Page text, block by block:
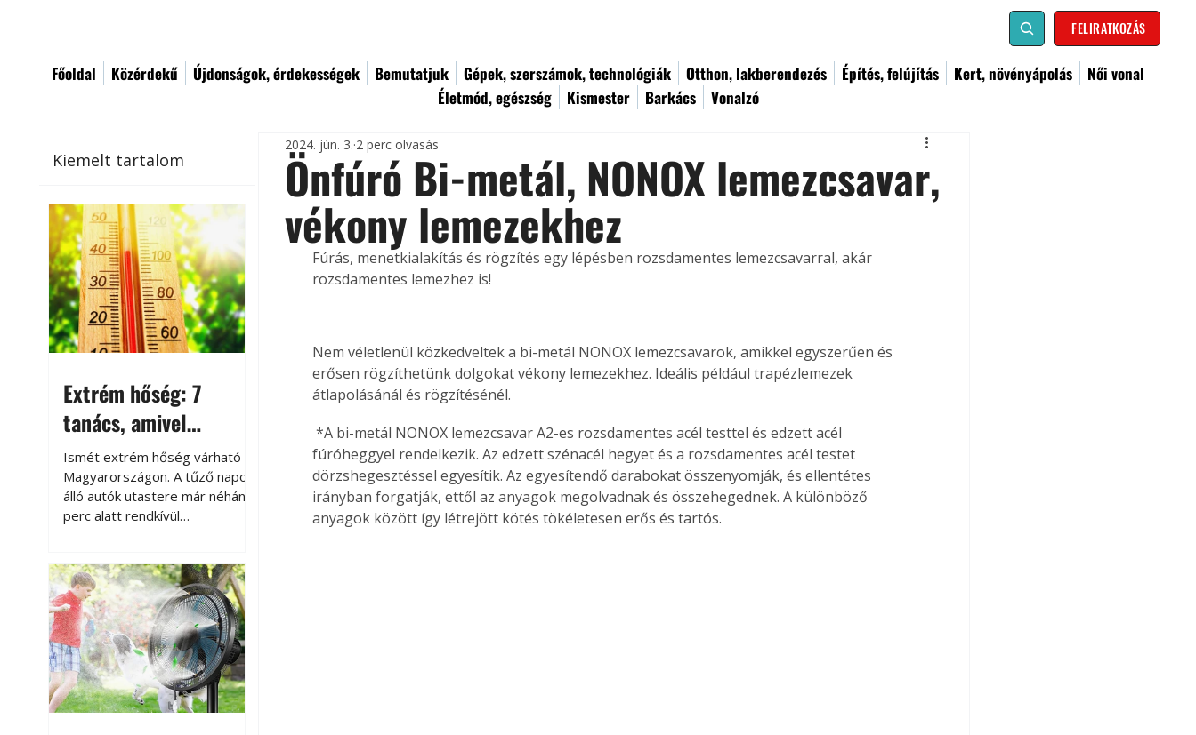
FELIRATKOZÁS
Főoldal Közérdekű Újdonságok, érdekességek Bemutatjuk Gépek, szerszámok, technológiák Otthon, lakberendezés Építés, felújítás Kert, növényápolás
Női vonal
Életmód, egészség
Kismester Barkács Vonalzó
Kiemelt tartalom
Extrém hőség: 7
tanács, amivel
megóvhatjuk
autónkat a nyári
károktól
Ismét extrém hőség várható
Magyarországon. A tűző napon
álló autók utastere már néhány
perc alatt rendkívül
megközelítheti. Ez nemcsak a
beszállást teszi kellemetlenné,
hanem az autó állapotára és a
benne hagyott tárgyakra is
káros hatással lehet. Néhány
egyszerű óvintézkedéssel
azonban jelentősen
csökkenthetjük a hőség káros
Önfúró Bi-metál, NONOX lemezcsavar,
vékony lemezekhez
2024. jún. 3. 2 perc olvasás
Fúrás, menetkialakítás és rögzítés egy lépésben rozsdamentes lemezcsavarral, akár
rozsdamentes lemezhez is!
Nem véletlenül közkedveltek a bi-metál NONOX lemezcsavarok, amikkel egyszerűen és
erősen rögzíthetünk dolgokat vékony lemezekhez. Ideális például trapézlemezek
átlapolásánál és rögzítésénél.
*A bi-metál NONOX lemezcsavar A2-es rozsdamentes acél testtel és edzett acél
fúróheggyel rendelkezik. Az edzett szénacél hegyet és a rozsdamentes acél testet
dörzshegesztéssel egyesítik. Az egyesítendő darabokat összenyomják, és ellentétes
irányban forgatják, ettől az anyagok megolvadnak és összehegednek. A különböző
anyagok között így létrejött kötés tökéletesen erős és tartós.